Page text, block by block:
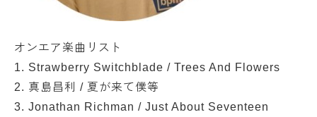
オンエア楽曲リスト
1. Strawberry Switchblade / Trees And Flowers
2. 真島昌利 / 夏が来て僕等
3. Jonathan Richman / Just About Seventeen